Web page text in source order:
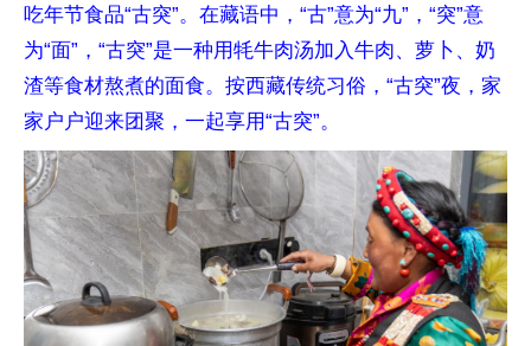
吃年节食品“古突”。在藏语中，“古”意为“九”，“突”意
为“面”，“古突”是一种用牦牛肉汤加入牛肉、萝卜、奶
渣等食材熬煮的面食。按西藏传统习俗，“古突”夜，家
家户户迎来团聚，一起享用“古突”。